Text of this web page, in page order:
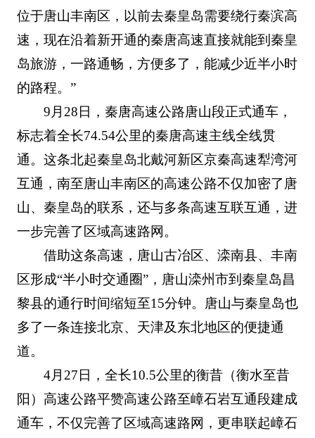
位于唐山丰南区，以前去秦皇岛需要绕行秦滨高
速，现在沿着新开通的秦唐高速直接就能到秦皇
岛旅游，一路通畅，方便多了，能减少近半小时
的路程。”
9月28日，秦唐高速公路唐山段正式通车，
标志着全长74.54公里的秦唐高速主线全线贯
通。这条北起秦皇岛北戴河新区京秦高速犁湾河
互通，南至唐山丰南区的高速公路不仅加密了唐
山、秦皇岛的联系，还与多条高速互联互通，进
一步完善了区域高速路网。
借助这条高速，唐山古冶区、滦南县、丰南
区形成“半小时交通圈”，唐山滦州市到秦皇岛昌
黎县的通行时间缩短至15分钟。唐山与秦皇岛也
多了一条连接北京、天津及东北地区的便捷通
道。
4月27日，全长10.5公里的衡昔（衡水至昔
阳）高速公路平赞高速公路至嶂石岩互通段建成
通车，不仅完善了区域高速路网，更串联起嶂石